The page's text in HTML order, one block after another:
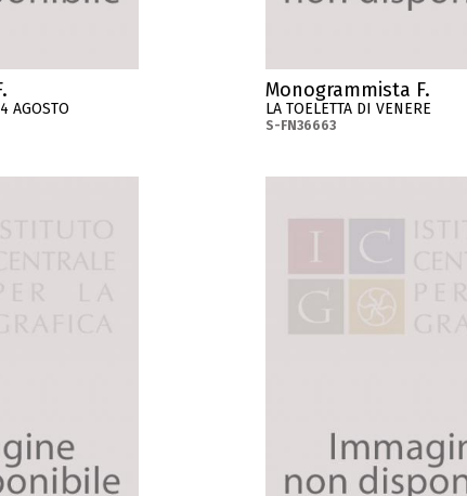
AGOSTO
Monogrammista F.
LA TOELETTA DI VENERE
S-FN36663